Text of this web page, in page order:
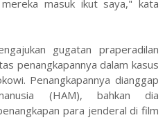
masuk ikut saya," kata
gugatan praperadilan
penangkapannya dalam kasus
Penangkapannya dianggap
(HAM), bahkan dia
para jenderal di film